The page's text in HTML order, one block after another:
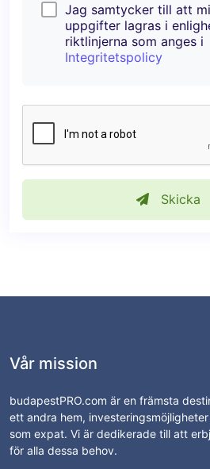
Jag samtycker till att
uppgifter lagras i
riktlinjerna som anges i
Integritetspolicy
Skicka
Vår mission
budapestPRO.com är en främsta
ett andra hem,
som expat. Vi är dedikerade till att
för alla dessa behov.